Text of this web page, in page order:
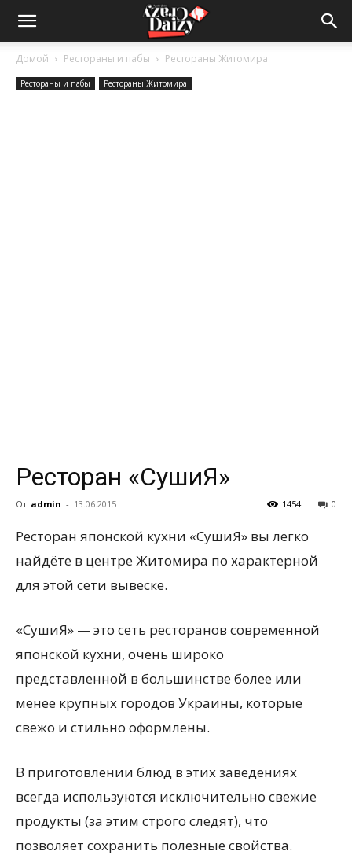
Crazy-
Daizy
Домой Рестораны и пабы Рестораны Житомира
Рестораны и пабы Рестораны Житомира
Ресторан «СушиЯ»
От admin - 13.06.2015 0
1454
Ресторан японской кухни «СушиЯ» вы легко
найдёте в центре Житомира по характерной
для этой сети вывеске.
«СушиЯ» — это сеть ресторанов современной
японской кухни, очень широко
представленной в большинстве более или
менее крупных городов Украины, которые
свежо и стильно оформлены.
В приготовлении блюд в этих заведениях
всегда используются исключительно свежие
продукты (за этим строго следят), что
позволяет сохранить полезные свойства.